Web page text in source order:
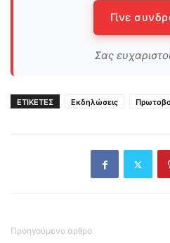
Γίνε
Σας
ΕΤΙΚΕΤΕΣ Εκδηλώσεις
Προηγούμενο άρθρο